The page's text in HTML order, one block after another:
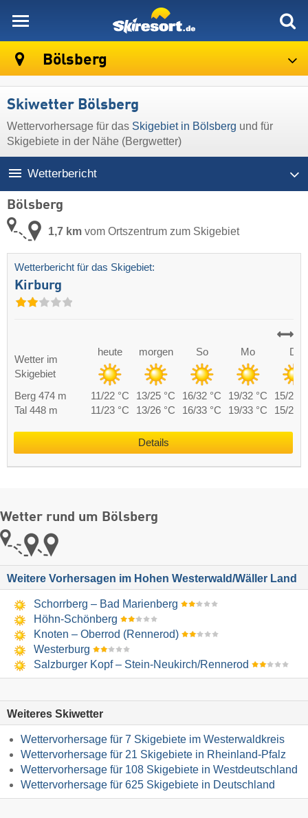
Bölsberg
Skiwetter Bölsberg
Wettervorhersage für das Skigebiet in Bölsberg und für
Skigebiete in der Nähe (Bergwetter)
Wetterbericht
Bölsberg
1,7 km vom Ortszentrum zum Skigebiet
Wetterbericht für das Skigebiet:
Kirburg
Wetter im
Skigebiet
heute morgen So Mo Di
Berg 474 m 11/22 °C 13/25 °C 16/32 °C 19/32 °C
15/23
Tal 448 m
11/23 °C 13/26 °C 16/33 °C 19/33 °C 15/24
Details
Wetter rund um Bölsberg
Weitere Vorhersagen im Hohen Westerwald/Wäller Land
Schorrberg – Bad Marienberg
Höhn-Schönberg
Knoten – Oberrod (Rennerod)
Westerburg
Salzburger Kopf – Stein-Neukirch/​Rennerod
Weiteres Skiwetter
Wettervorhersage für 7 Skigebiete im Westerwaldkreis
Wettervorhersage für 21 Skigebiete in Rheinland-Pfalz
Wettervorhersage für 108 Skigebiete in Westdeutschland
Wettervorhersage für 625 Skigebiete in Deutschland